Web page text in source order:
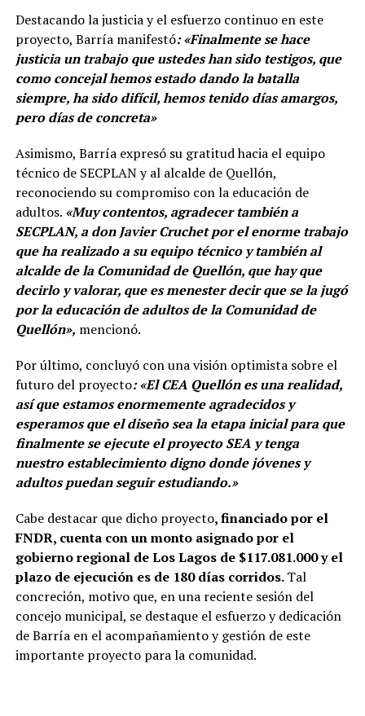
Destacando la justicia y el esfuerzo continuo en este
proyecto, Barría manifestó: «Finalmente se hace
justicia un trabajo que ustedes han sido testigos, que
como concejal hemos estado dando la batalla
siempre, ha sido difícil, hemos tenido días amargos,
pero días de concreta»
Asimismo, Barría expresó su gratitud hacia el equipo
técnico de SECPLAN y al alcalde de Quellón,
reconociendo su compromiso con la educación de
adultos. «Muy contentos, agradecer también a
SECPLAN, a don Javier Cruchet por el enorme trabajo
que ha realizado a su equipo técnico y también al
alcalde de la Comunidad de Quellón, que hay que
decirlo y valorar, que es menester decir que se la jugó
por la educación de adultos de la Comunidad de
Quellón», mencionó.
Por último, concluyó con una visión optimista sobre el
futuro del proyecto: «El CEA Quellón es una realidad,
así que estamos enormemente agradecidos y
esperamos que el diseño sea la etapa inicial para que
finalmente se ejecute el proyecto SEA y tenga
nuestro establecimiento digno donde jóvenes y
adultos puedan seguir estudiando.»
Cabe destacar que dicho proyecto, financiado por el
FNDR, cuenta con un monto asignado por el
gobierno regional de Los Lagos de $117.081.000 y el
plazo de ejecución es de 180 días corridos.Tal
concreción, motivo que, en una reciente sesión del
concejo municipal, se destaque el esfuerzo y dedicación
de Barría en el acompañamiento y gestión de este
importante proyecto para la comunidad.